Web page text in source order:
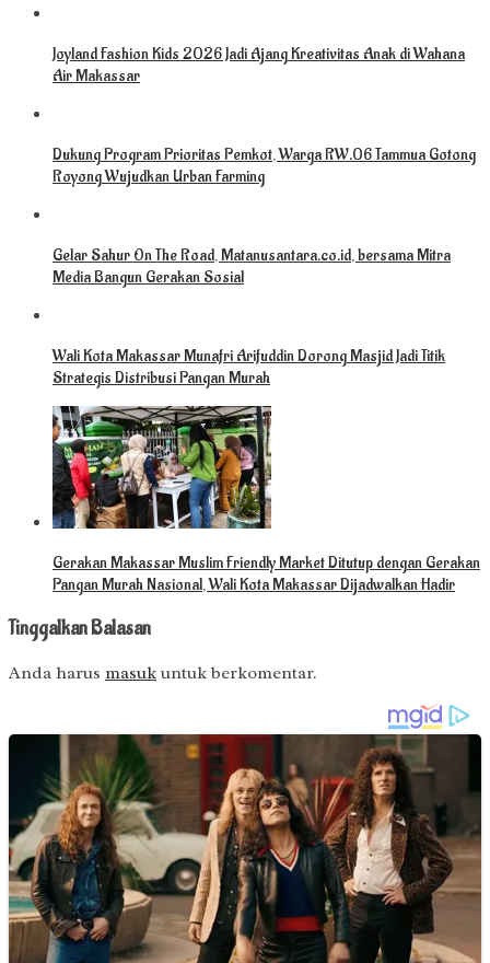
Joyland Fashion Kids 2026 Jadi Ajang Kreativitas Anak di Wahana
Air Makassar
Dukung Program Prioritas Pemkot, Warga RW.06 Tammua Gotong
Royong Wujudkan Urban Farming
Gelar Sahur On The Road, Matanusantara.co.id, bersama Mitra
Media Bangun Gerakan Sosial
Wali Kota Makassar Munafri Arifuddin Dorong Masjid Jadi Titik
Strategis Distribusi Pangan Murah
Gerakan Makassar Muslim Friendly Market Ditutup dengan Gerakan
Pangan Murah Nasional, Wali Kota Makassar Dijadwalkan Hadir
Tinggalkan Balasan
Anda harus masuk untuk berkomentar.